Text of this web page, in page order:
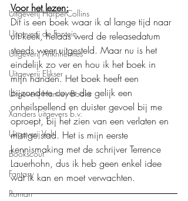
Uitgeverij HarperCollins
Uitgeverij de Fontein
Uitgeverij Ankhhermes
Uitgeverij Elikser
Uitgeverij Hamley Books
Xanders uitgevers b.v.
Uitgeverij Volt
Bookscout
Fantasy
Roman
Voor het lezen:
Dit is een boek waar ik al lange tijd naar
uit keek, helaas werd de releasedatum
steeds weer uitgesteld. Maar nu is het
eindelijk zo ver en hou ik het boek in
mijn handen. Het boek heeft een
bijzondere cover die gelijk een
onheilspellend en duister gevoel bij me
oproept, bij het zien van een verlaten en
mistige stad. Het is mijn eerste
kennismaking met de schrijver Terrence
Lauerhohn, dus ik heb geen enkel idee
wat ik kan en moet verwachten.